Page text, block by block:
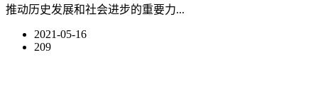
推动历史发展和社会进步的重要力...
2021-05-16
209